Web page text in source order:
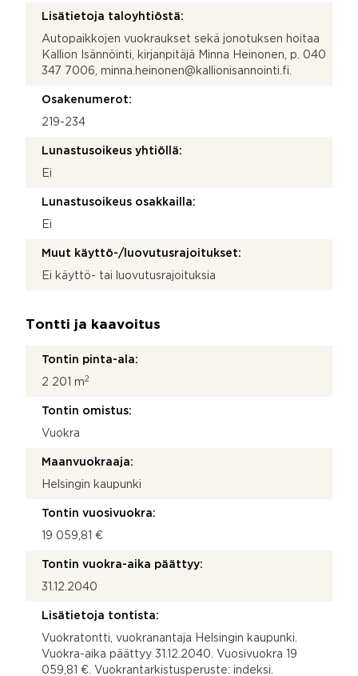
Lisätietoja taloyhtiöstä:
Autopaikkojen vuokraukset sekä jonotuksen hoitaa
Kallion Isännöinti, kirjanpitäjä Minna Heinonen, p. 040
347 7006, minna.heinonen@kallionisannointi.fi.
Osakenumerot:
219-234
Lunastusoikeus yhtiöllä:
Ei
Lunastusoikeus osakkailla:
Ei
Muut käyttö-/luovutusrajoitukset:
Ei käyttö- tai luovutusrajoituksia
Tontti ja kaavoitus
Tontin pinta-ala:
2 201 m2
Tontin omistus:
Vuokra
Maanvuokraaja:
Helsingin kaupunki
Tontin vuosivuokra:
19 059,81 €
Tontin vuokra-aika päättyy:
31.12.2040
Lisätietoja tontista:
Vuokratontti, vuokranantaja Helsingin kaupunki.
Vuokra-aika päättyy 31.12.2040. Vuosivuokra 19
059,81 €. Vuokrantarkistusperuste: indeksi.